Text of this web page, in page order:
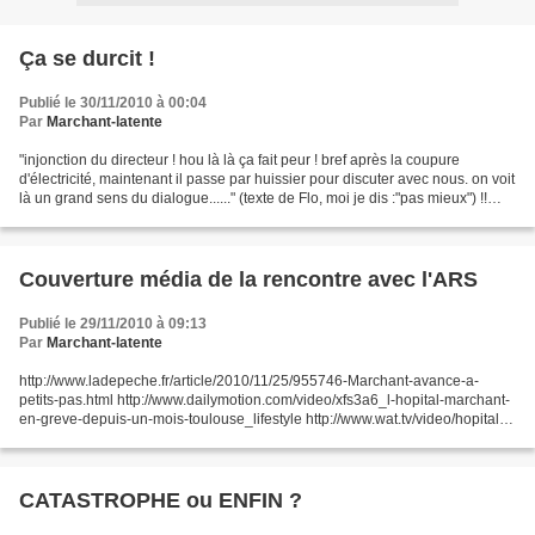
Ça se durcit !
Publié le 30/11/2010 à 00:04
Par Marchant-latente
"injonction du directeur ! hou là là ça fait peur ! bref après la coupure
d'électricité, maintenant il passe par huissier pour discuter avec nous. on voit
là un grand sens du dialogue......" (texte de Flo, moi je dis :"pas mieux") !!
Couverture média de la rencontre avec l'ARS
Publié le 29/11/2010 à 09:13
Par Marchant-latente
http://www.ladepeche.fr/article/2010/11/25/955746-Marchant-avance-a-
petits-pas.html http://www.dailymotion.com/video/xfs3a6_l-hopital-marchant-
en-greve-depuis-un-mois-toulouse_lifestyle http://www.wat.tv/video/hopital-
CATASTROPHE ou ENFIN ?